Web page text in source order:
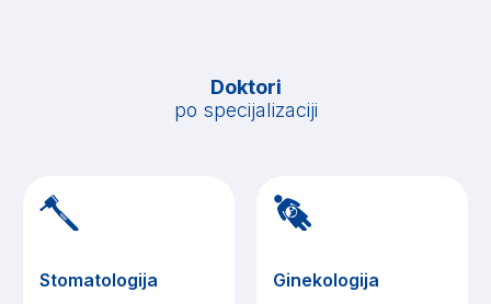
Doktori
po specijalizaciji
Stomatologija
Ginekologija